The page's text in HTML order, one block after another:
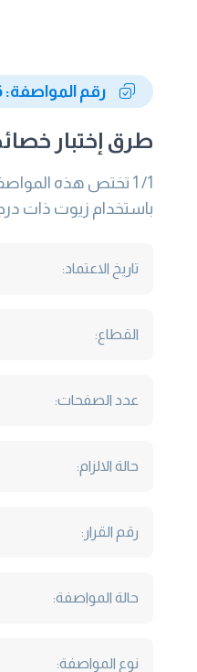
رقم المواصفة: 2006 / 2005
طرق إختبار
باستخدام زيوت ذات
تاريخ الاعتماد:
القطاع:
عدد الصفحات:
حالة الالزام:
رقم القرار:
حالة المواصفة:
نوع المواصفة: